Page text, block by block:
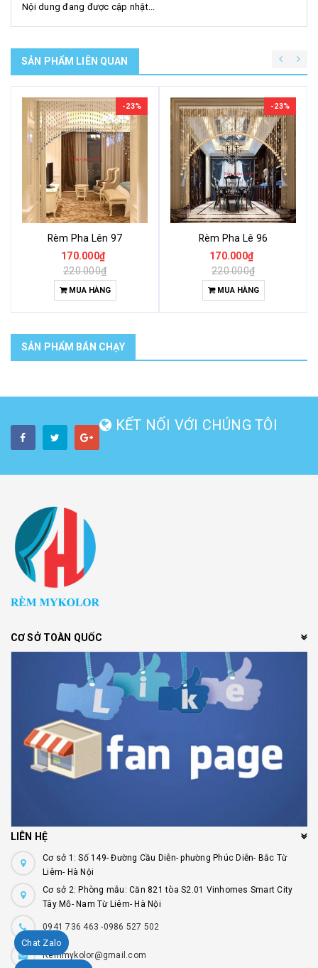
Nội dung đang được cập nhật...
SẢN PHẨM LIÊN QUAN
-23%
Rèm Pha Lên 97
170.000₫
220.000₫
MUA HÀNG
-23%
Rèm Pha Lê 96
170.000₫
220.000₫
MUA HÀNG
SẢN PHẨM BÁN CHẠY
KẾT NỐI VỚI CHÚNG TÔI
CƠ SỞ TOÀN QUỐC
LIÊN HỆ
Cơ sở 1: Số 149- Đường Cầu Diễn- phường Phúc Diễn- Bắc Từ
Liêm- Hà Nội
Cơ sở 2: Phòng mẫu: Căn 821 tòa S2.01 Vinhomes Smart City
Tây Mỗ- Nam Từ Liêm- Hà Nội
0941 736 463 -0986 527 502
Remmykolor@gmail.com
Chat Zalo